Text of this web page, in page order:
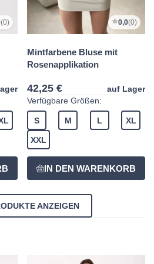
(0) 0,0(0)
Mintfarbene Bluse mit
Rosenapplikation
42,25 €
auf Lager
Verfügbare Größen:
S M L XL
XXL
ANZEIGEN